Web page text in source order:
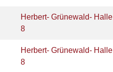
Herbert- Grünewald- Halle
8
Herbert- Grünewald- Halle
8